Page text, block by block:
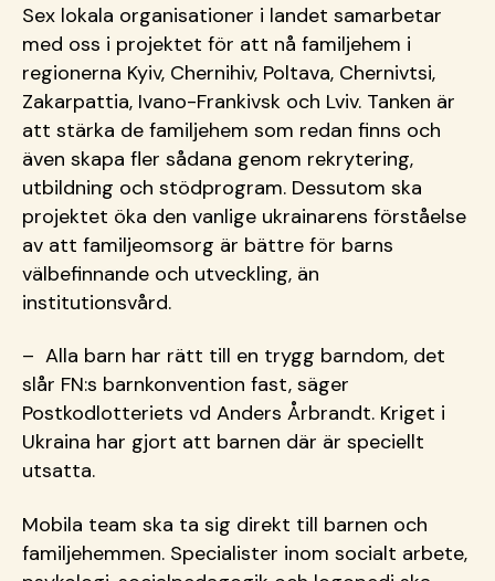
Sex lokala organisationer i landet samarbetar
med oss i projektet för att nå familjehem i
regionerna Kyiv, Chernihiv, Poltava, Chernivtsi,
Zakarpattia, Ivano-Frankivsk och Lviv. Tanken är
att stärka de familjehem som redan finns och
även skapa fler sådana genom rekrytering,
utbildning och stödprogram. Dessutom ska
projektet öka den vanlige ukrainarens förståelse
av att familjeomsorg är bättre för barns
välbefinnande och utveckling, än
institutionsvård.
– Alla barn har rätt till en trygg barndom, det
slår FN:s barnkonvention fast, säger
Postkodlotteriets vd Anders Årbrandt. Kriget i
Ukraina har gjort att barnen där är speciellt
utsatta.
Mobila team ska ta sig direkt till barnen och
familjehemmen. Specialister inom socialt arbete,